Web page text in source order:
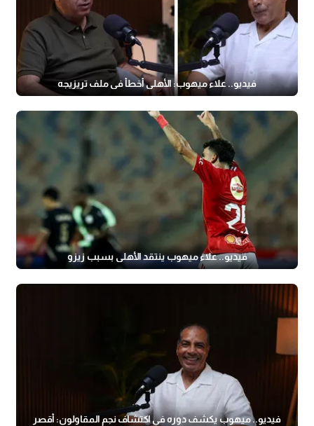
فيديو.. علاء ميهوب: الأهلي أخطأ في ملف تريزيجه
فيديو.. علاء ميهوب ينتقد الأهلي بسبب زيزو
فيديو.. ميهوب يكشف دوره في اكتشاف نجم المقاولون: أقصر